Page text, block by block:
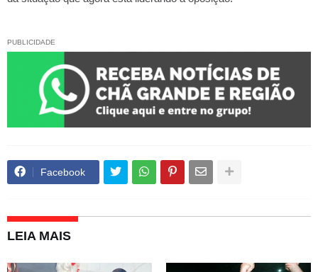
PUBLICIDADE
Facebook
LEIA MAIS